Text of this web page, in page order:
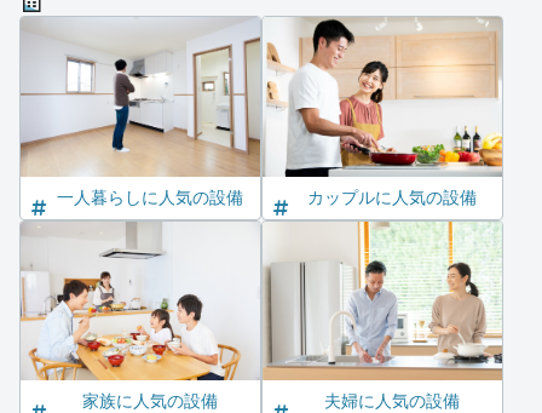
一人暮らしに人気の設備 カップルに人気の設備
家族に人気の設備 夫婦に人気の設備